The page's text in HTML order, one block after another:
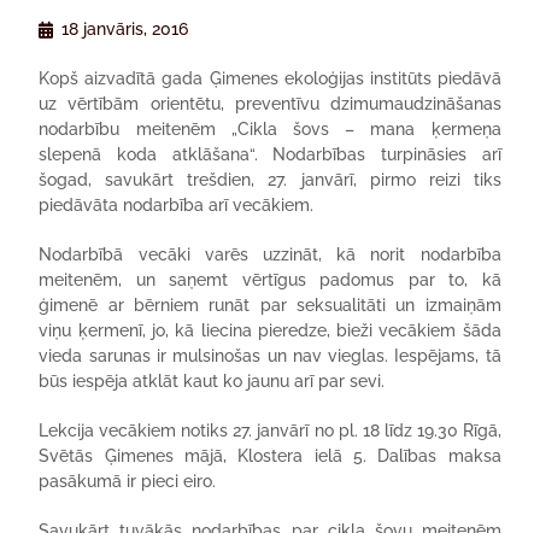
18 janvāris, 2016
Kopš aizvadītā gada Ģimenes ekoloģijas institūts piedāvā
uz vērtībām orientētu, preventīvu dzimumaudzināšanas
nodarbību meitenēm „Cikla šovs – mana ķermeņa
slepenā koda atklāšana“. Nodarbības turpināsies arī
šogad, savukārt trešdien, 27. janvārī, pirmo reizi tiks
piedāvāta nodarbība arī vecākiem.
Nodarbībā vecāki varēs uzzināt, kā norit nodarbība
meitenēm, un saņemt vērtīgus padomus par to, kā
ģimenē ar bērniem runāt par seksualitāti un izmaiņām
viņu ķermenī, jo, kā liecina pieredze, bieži vecākiem šāda
vieda sarunas ir mulsinošas un nav vieglas. Iespējams, tā
būs iespēja atklāt kaut ko jaunu arī par sevi.
Lekcija vecākiem notiks 27. janvārī no pl. 18 līdz 19.30 Rīgā,
Svētās Ģimenes mājā, Klostera ielā 5. Dalības maksa
pasākumā ir pieci eiro.